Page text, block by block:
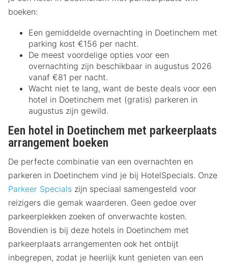
boeken:
Een gemiddelde overnachting in Doetinchem met
parking kost €156 per nacht.
De meest voordelige opties voor een
overnachting zijn beschikbaar in augustus 2026
vanaf €81 per nacht.
Wacht niet te lang, want de beste deals voor een
hotel in Doetinchem met (gratis) parkeren in
augustus zijn gewild.
Een hotel in Doetinchem met parkeerplaats
arrangement boeken
De perfecte combinatie van een overnachten en
parkeren in Doetinchem vind je bij HotelSpecials. Onze
Parkeer Specials zijn speciaal samengesteld voor
reizigers die gemak waarderen. Geen gedoe over
parkeerplekken zoeken of onverwachte kosten.
Bovendien is bij deze hotels in Doetinchem met
parkeerplaats arrangementen ook het ontbijt
inbegrepen, zodat je heerlijk kunt genieten van een